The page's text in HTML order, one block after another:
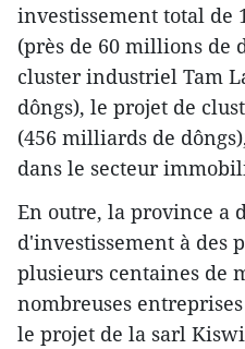
investissement total de
(près de 60 millions de
cluster industriel Tam
dôngs), le projet de
(456 milliards de
dans le secteur
En outre, la province a
d'investissement à des
plusieurs centaines de
nombreuses
le projet de la sarl